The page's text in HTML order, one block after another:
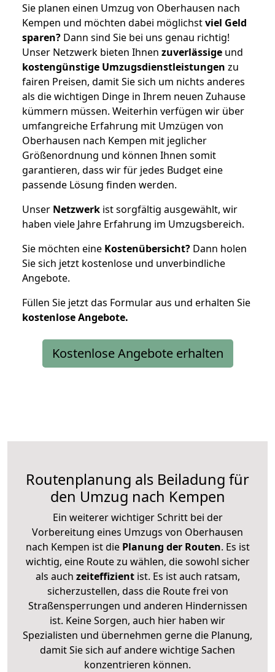
Sie planen einen Umzug von Oberhausen nach
Kempen und möchten dabei möglichstviel Geld
sparen? Dann sind Sie bei uns genau richtig!
Unser Netzwerk bieten Ihnen zuverlässige und
kostengünstige Umzugsdienstleistungen zu
fairen Preisen, damit Sie sich um nichts anderes
als die wichtigen Dinge in Ihrem neuen Zuhause
kümmern müssen. Weiterhin verfügen wir über
umfangreiche Erfahrung mit Umzügen von
Oberhausen nach Kempen mit jeglicher
Größenordnung und können Ihnen somit
garantieren, dass wir für jedes Budget eine
passende Lösung finden werden.
Unser Netzwerk ist sorgfältig ausgewählt, wir
haben viele Jahre Erfahrung im Umzugsbereich.
Sie möchten eine Kostenübersicht? Dann holen
Sie sich jetzt kostenlose und unverbindliche
Angebote.
Füllen Sie jetzt das Formular aus und erhalten Sie
kostenloseAngebote.
Kostenlose Angebote erhalten
Routenplanung als Beiladung für
den Umzug nach Kempen
Ein weiterer wichtiger Schritt bei der
Vorbereitung eines Umzugs von Oberhausen
nach Kempen ist diePlanung der Routen. Es ist
wichtig, eine Route zu wählen, die sowohl sicher
als auch zeiteffizientist. Es ist auch ratsam,
sicherzustellen, dass die Route frei von
Straßensperrungen und anderen Hindernissen
ist. Keine Sorgen, auch hier haben wir
Spezialisten und übernehmen gerne die Planung,
damit Sie sich auf andere wichtige Sachen
konzentrieren können.